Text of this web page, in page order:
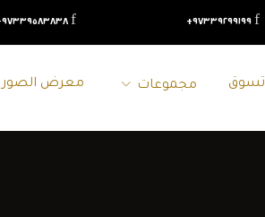
٩٧٣٣٩٢٩٩١٩٩+ ٩٧٣٣٩٥٨٣٨٣٨+
تسوق مجموعات معرض الصور